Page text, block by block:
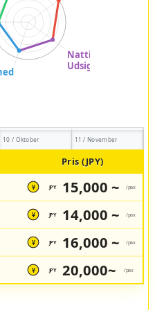
10 / Oktober 11 / November
Pris (JPY)
¥ JPY 15,000 ~ /pax
¥ JPY 14,000 ~ /pax
¥ JPY 16,000 ~ /pax
¥ JPY 20,000~ /pax